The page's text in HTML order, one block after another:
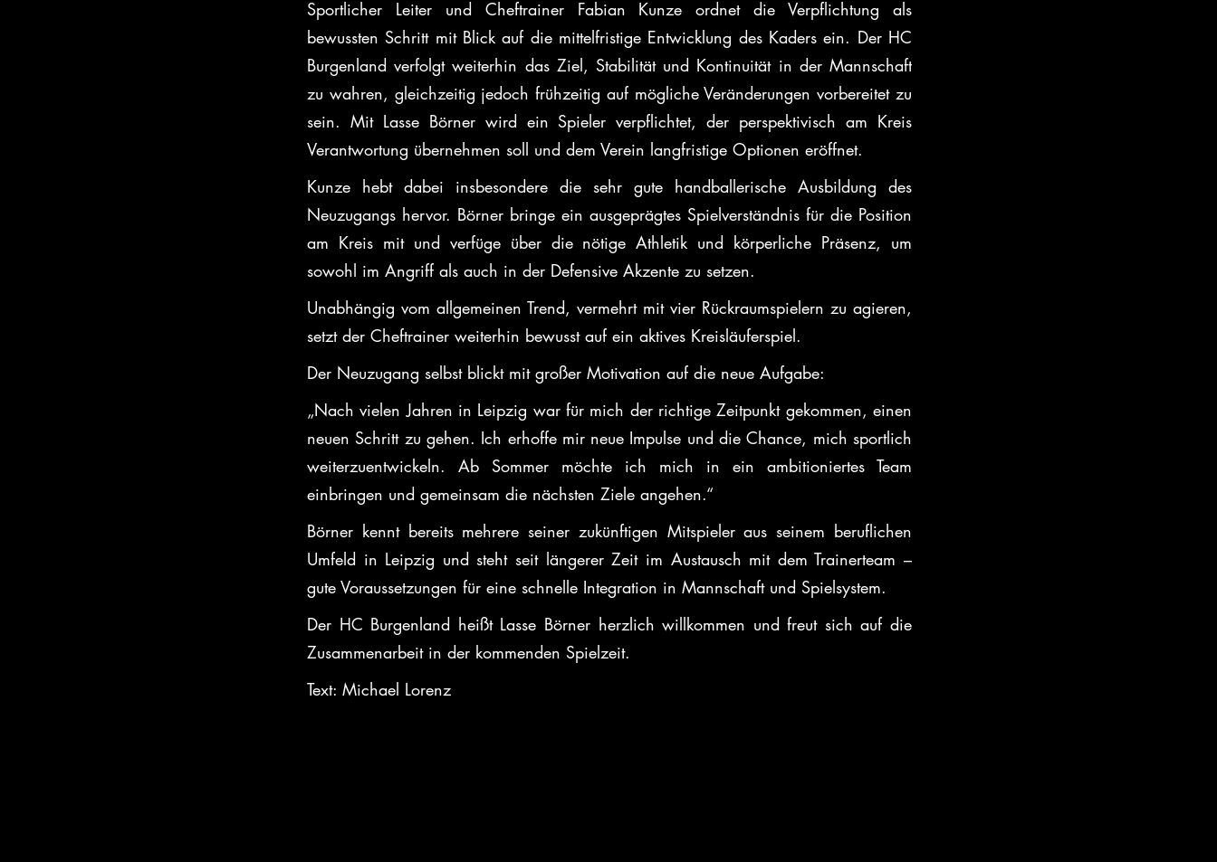
Sportlicher Leiter und Cheftrainer Fabian Kunze ordnet die Verpflichtung als
bewussten Schritt mit Blick auf die mittelfristige Entwicklung des Kaders ein. Der HC
Burgenland verfolgt weiterhin das Ziel, Stabilität und Kontinuität in der Mannschaft
zu wahren, gleichzeitig jedoch frühzeitig auf mögliche Veränderungen vorbereitet zu
sein. Mit Lasse Börner wird ein Spieler verpflichtet, der perspektivisch am Kreis
Verantwortung übernehmen soll und dem Verein langfristige Optionen eröffnet.
Kunze hebt dabei insbesondere die sehr gute handballerische Ausbildung des
Neuzugangs hervor. Börner bringe ein ausgeprägtes Spielverständnis für die Position
am Kreis mit und verfüge über die nötige Athletik und körperliche Präsenz, um
sowohl im Angriff als auch in der Defensive Akzente zu setzen.
Unabhängig vom allgemeinen Trend, vermehrt mit vier Rückraumspielern zu agieren,
setzt der Cheftrainer weiterhin bewusst auf ein aktives Kreisläuferspiel.
Der Neuzugang selbst blickt mit großer Motivation auf die neue Aufgabe:
„Nach vielen Jahren in Leipzig war für mich der richtige Zeitpunkt gekommen, einen
neuen Schritt zu gehen. Ich erhoffe mir neue Impulse und die Chance, mich sportlich
weiterzuentwickeln. Ab Sommer möchte ich mich in ein ambitioniertes Team
einbringen und gemeinsam die nächsten Ziele angehen.“
Börner kennt bereits mehrere seiner zukünftigen Mitspieler aus seinem beruflichen
Umfeld in Leipzig und steht seit längerer Zeit im Austausch mit dem Trainerteam –
gute Voraussetzungen für eine schnelle Integration in Mannschaft und Spielsystem.
Der HC Burgenland heißt Lasse Börner herzlich willkommen und freut sich auf die
Zusammenarbeit in der kommenden Spielzeit.
Text: Michael Lorenz